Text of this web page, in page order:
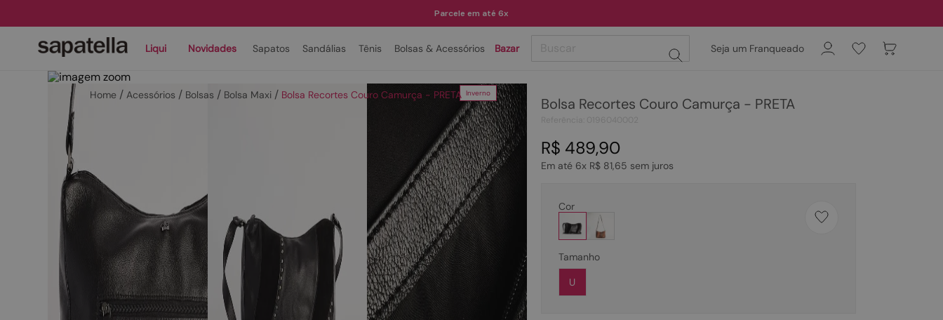
Parcele em até 6x
Liqui Novidades Sapatos Sandálias Tênis Bolsas & Acessórios Bazar Seja um Franqueado
Acessórios Bolsas Bolsa Maxi Bolsa Recortes Couro Camurça - PRETA Inverno
Clique para dar zoom
Bolsa Recortes Couro Camurça - PRETA
R$ 489,90
Em até 6x R$ 81,65 sem juros
Cor
Tamanho
U
TERMOS MAIS BUSCADOS
1º
papete
2º
bota
3º
tenis
4º
7
bolsa
sapatilha
óculos